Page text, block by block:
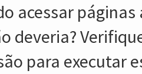
acessar
deveria?
para executar